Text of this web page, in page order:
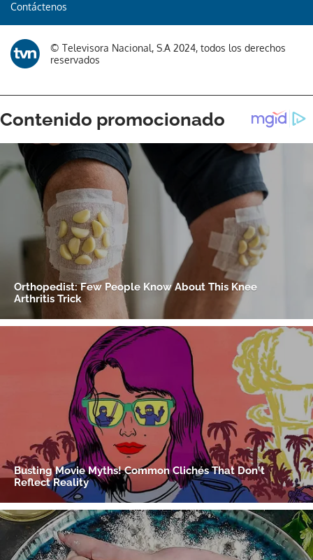
Contáctenos
© Televisora Nacional, S.A 2024, todos los derechos
reservados